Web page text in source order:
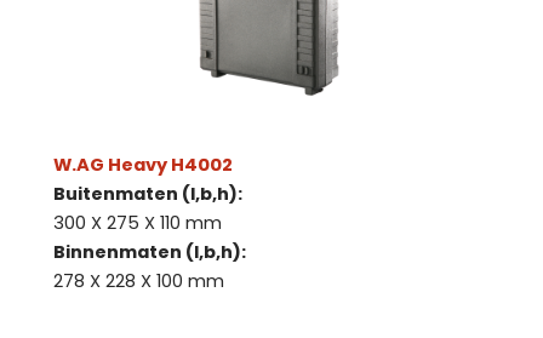
W.AG Heavy H4002
Buitenmaten (l,b,h):
300 X 275 X 110 mm
Binnenmaten (l,b,h):
278 X 228 X 100 mm